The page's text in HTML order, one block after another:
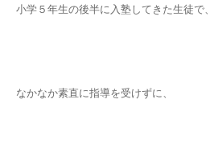
小学５年生の後半に入塾してきた生徒で、
なかなか素直に指導を受けずに、